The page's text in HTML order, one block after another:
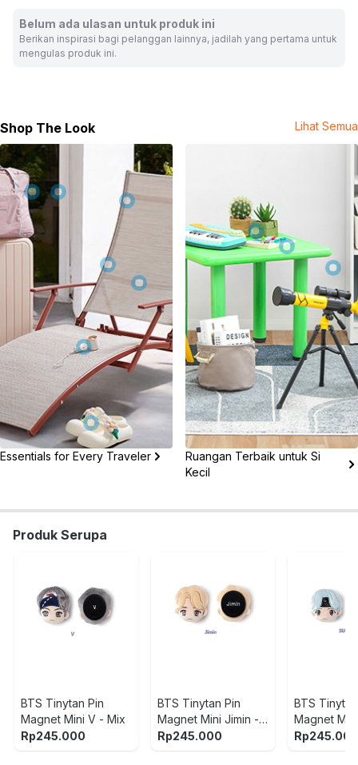
Berat: 0.06 kg
SKU: 10461470
Nama Komoditas:
Belum ada ulasan untuk produk ini
Berikan inspirasi bagi pelanggan lainnya, jadilah yang pertama untuk
mengulas produk ini.
Shop The Look Lihat Semua
Essentials for Every Traveler
Ruangan Terbaik untuk Si
Kecil
Produk Serupa
BTS Tinytan Pin
Magnet Mini V - Mix
Rp245.000
BTS Tinytan Pin
Magnet Mini Jimin -
Mix
Rp245.000
BTS
Magnet
Mix
Rp